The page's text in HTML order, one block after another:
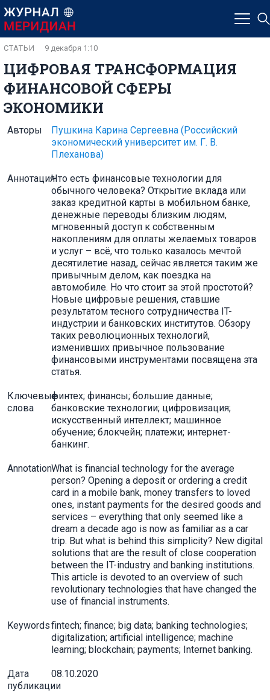
ЦИФРОВАЯ ТРАНСФОРМАЦИЯ
ФИНАНСОВОЙ СФЕРЫ
ЭКОНОМИКИ
СТАТЬИ 9 декабря 1:10
Авторы Пушкина Карина Сергеевна (Российский
экономический университет им. Г. В.
Плеханова)
АннотацияЧто есть финансовые технологии для
обычного человека? Открытие вклада или
заказ кредитной карты в мобильном банке,
денежные переводы близким людям,
мгновенный доступ к собственным
накоплениям для оплаты желаемых товаров
и услуг – всё, что только казалось мечтой
десятилетие назад, сейчас является таким же
привычным делом, как поездка на
автомобиле. Но что стоит за этой простотой?
Новые цифровые решения, ставшие
результатом тесного сотрудничества IT-
индустрии и банковских институтов. Обзору
таких революционных технологий,
изменивших привычное пользование
финансовыми инструментами посвящена эта
статья.
Ключевые
слова
финтех; финансы; большие данные;
банковские технологии; цифровизация;
искусственный интеллект; машинное
обучение; блокчейн; платежи; интернет-
банкинг.
AnnotationWhat is financial technology for the average
person? Opening a deposit or ordering a credit
card in a mobile bank, money transfers to loved
ones, instant payments for the desired goods and
services – everything that only seemed like a
dream a decade ago is now as familiar as a car
trip. But what is behind this simplicity? New digital
solutions that are the result of close cooperation
between the IT-industry and banking institutions.
This article is devoted to an overview of such
revolutionary technologies that have changed the
use of financial instruments.
Keywordsfintech; finance; big data; banking technologies;
digitalization; artificial intelligence; machine
learning; blockchain; payments; Internet banking.
Дата
публикации
08.10.2020